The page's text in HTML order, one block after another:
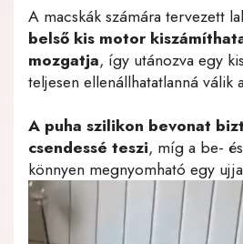
A macskák számára tervezett
belső kis motor
mozgatja, így utánozva egy
teljesen ellenállhatatlanná válik
A puha szilikon bevonat
csendessé teszi, míg a be-
könnyen megnyomható egy